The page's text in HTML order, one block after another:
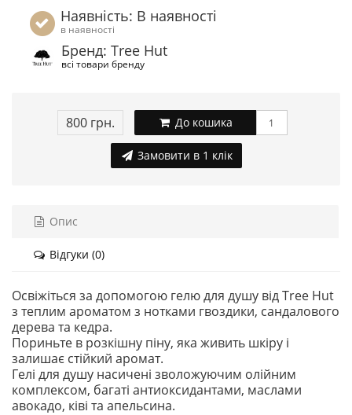
Наявність: В наявності
в наявності
Бренд: Tree Hut
всі товари бренду
800 грн. До кошика
Замовити в 1 клік
Опис
Відгуки (0)
Освіжіться за допомогою гелю для душу від Tree Hut
з теплим ароматом з нотками гвоздики, сандалового
дерева та кедра.
Пориньте в розкішну піну, яка живить шкіру і
залишає стійкий аромат.
Гелі для душу насичені зволожуючим олійним
комплексом, багаті антиоксидантами, маслами
авокадо, ківі та апельсина.